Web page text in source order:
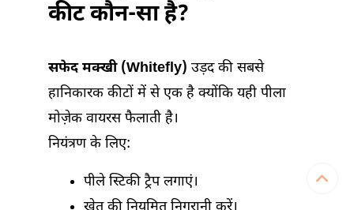
कीट कौन-सा है?
सफेद मक्खी (Whitefly) उड़द की सबसे
हानिकारक कीटों में से एक है क्योंकि यही पीला
मोज़ेक वायरस फैलाती है।
नियंत्रण के लिए:
पीले स्टिकी ट्रैप लगाएं।